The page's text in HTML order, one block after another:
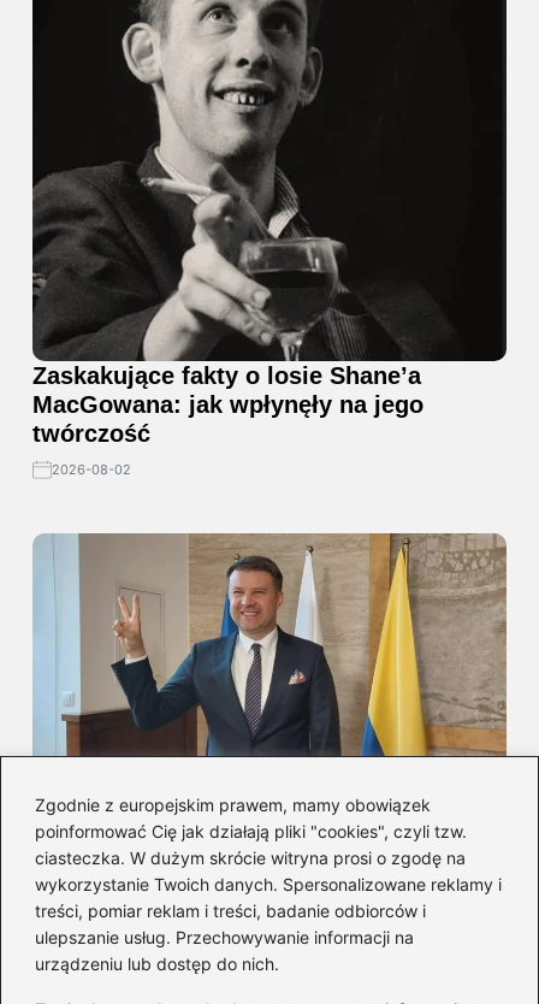
Zgodnie z europejskim prawem, mamy obowiązek
poinformować Cię jak działają pliki "cookies", czyli tzw.
ciasteczka. W dużym skrócie witryna prosi o zgodę na
wykorzystanie Twoich danych. Spersonalizowane reklamy i
treści, pomiar reklam i treści, badanie odbiorców i
ulepszanie usług. Przechowywanie informacji na
urządzeniu lub dostęp do nich.
Zaskakujące fakty o losie Shane’a
MacGowana: jak wpłynęły na jego
twórczość
2026-08-02
Arkadiusz Wiśniewski — rola w
Czerwonych Gitarach i profil muzyka
2026-08-02